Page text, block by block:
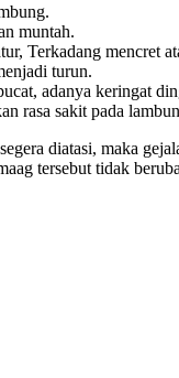
muntah.
Terkadang mencret
turun.
adanya keringat
rasa sakit pada
diatasi, maka
tersebut tidak